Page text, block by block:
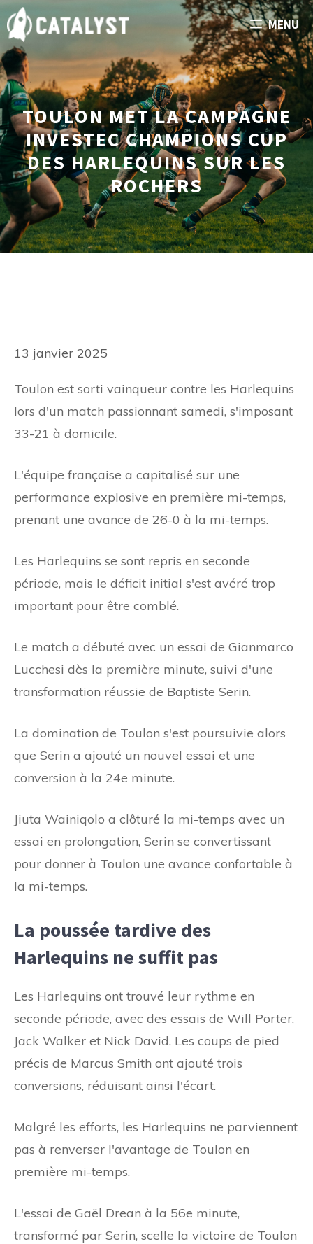
Aller
au
contenu
MENU
TOULON MET LA CAMPAGNE
INVESTEC CHAMPIONS CUP
DES HARLEQUINS SUR LES
ROCHERS
13 janvier 2025
Toulon est sorti vainqueur contre les Harlequins
lors d'un match passionnant samedi, s'imposant
33-21 à domicile.
L'équipe française a capitalisé sur une
performance explosive en première mi-temps,
prenant une avance de 26-0 à la mi-temps.
Les Harlequins se sont repris en seconde
période, mais le déficit initial s'est avéré trop
important pour être comblé.
Le match a débuté avec un essai de Gianmarco
Lucchesi dès la première minute, suivi d'une
transformation réussie de Baptiste Serin.
La domination de Toulon s'est poursuivie alors
que Serin a ajouté un nouvel essai et une
conversion à la 24e minute.
Jiuta Wainiqolo a clôturé la mi-temps avec un
essai en prolongation, Serin se convertissant
pour donner à Toulon une avance confortable à
la mi-temps.
La poussée tardive des
Harlequins ne suffit pas
Les Harlequins ont trouvé leur rythme en
seconde période, avec des essais de Will Porter,
Jack Walker et Nick David. Les coups de pied
précis de Marcus Smith ont ajouté trois
conversions, réduisant ainsi l'écart.
Malgré les efforts, les Harlequins ne parviennent
pas à renverser l'avantage de Toulon en
première mi-temps.
L'essai de Gaël Drean à la 56e minute,
transformé par Serin, scelle la victoire de Toulon